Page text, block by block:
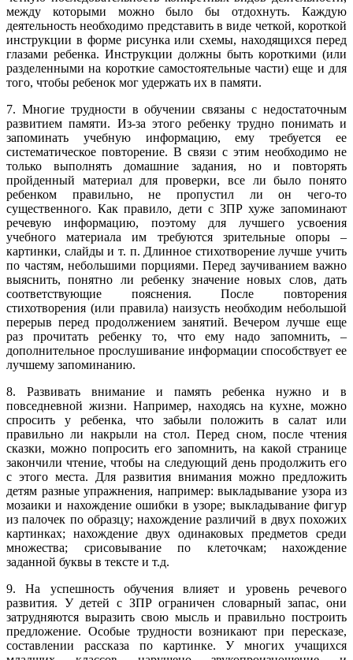
между которыми можно было бы отдохнуть. Каждую
деятельность необходимо представить в виде четкой, короткой
инструкции в форме рисунка или схемы, находящихся перед
глазами ребенка. Инструкции должны быть короткими (или
разделенными на короткие самостоятельные части) еще и для
того, чтобы ребенок мог удержать их в памяти.
7. Многие трудности в обучении связаны с недостаточным
развитием памяти. Из-за этого ребенку трудно понимать и
запоминать учебную информацию, ему требуется ее
систематическое повторение. В связи с этим необходимо не
только выполнять домашние задания, но и повторять
пройденный материал для проверки, все ли было понято
ребенком правильно, не пропустил ли он чего-то
существенного. Как правило, дети с ЗПР хуже запоминают
речевую информацию, поэтому для лучшего усвоения
учебного материала им требуются зрительные опоры –
картинки, слайды и т. п. Длинное стихотворение лучше учить
по частям, небольшими порциями. Перед заучиванием важно
выяснить, понятно ли ребенку значение новых слов, дать
соответствующие пояснения. После повторения
стихотворения (или правила) наизусть необходим небольшой
перерыв перед продолжением занятий. Вечером лучше еще
раз прочитать ребенку то, что ему надо запомнить, –
дополнительное прослушивание информации способствует ее
лучшему запоминанию.
8. Развивать внимание и память ребенка нужно и в
повседневной жизни. Например, находясь на кухне, можно
спросить у ребенка, что забыли положить в салат или
правильно ли накрыли на стол. Перед сном, после чтения
сказки, можно попросить его запомнить, на какой странице
закончили чтение, чтобы на следующий день продолжить его
с этого места. Для развития внимания можно предложить
детям разные упражнения, например: выкладывание узора из
мозаики и нахождение ошибки в узоре; выкладывание фигур
из палочек по образцу; нахождение различий в двух похожих
картинках; нахождение двух одинаковых предметов среди
множества; срисовывание по клеточкам; нахождение
заданной буквы в тексте и т.д.
9. На успешность обучения влияет и уровень речевого
развития. У детей с ЗПР ограничен словарный запас, они
затрудняются выразить свою мысль и правильно построить
предложение. Особые трудности возникают при пересказе,
составлении рассказа по картинке. У многих учащихся